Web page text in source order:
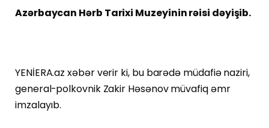
Azərbaycan Hərb Tarixi Muzeyinin rəisi dəyişib.
YENİERA.az xəbər verir ki, bu barədə müdafiə naziri,
general-polkovnik Zakir Həsənov müvafiq əmr
imzalayıb.